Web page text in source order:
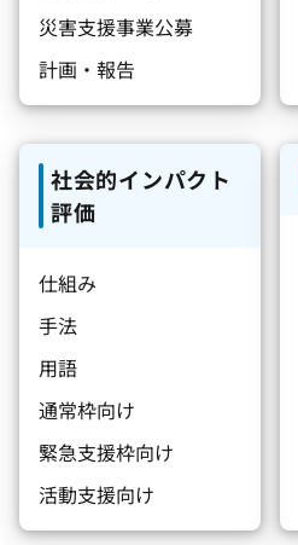
災害支援事業公募
計画・報告
社会的インパクト
評価
仕組み
手法
用語
通常枠向け
緊急支援枠向け
活動支援向け